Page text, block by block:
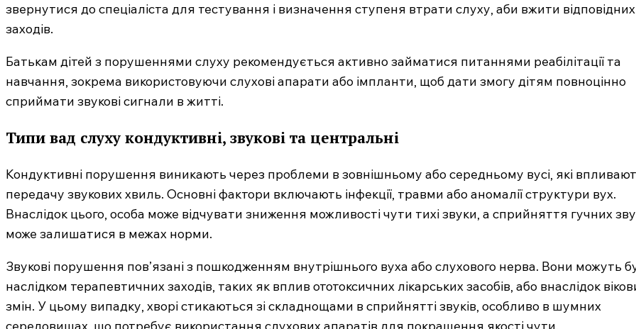
звернутися до спеціаліста для тестування і визначення ступеня втрати слуху, аби вжити відповідних
заходів.
Батькам дітей з порушеннями слуху рекомендується активно займатися питаннями реабілітації та
навчання, зокрема використовуючи слухові апарати або імпланти, щоб дати змогу дітям повноцінно
сприймати звукові сигнали в житті.
Типи вад слуху кондуктивні, звукові та центральні
Кондуктивні порушення виникають через проблеми в зовнішньому або середньому вусі, які
передачу звукових хвиль. Основні фактори включають інфекції, травми або аномалії структури вух.
Внаслідок цього, особа може відчувати зниження можливості чути тихі звуки, а сприйняття гучних
може залишатися в межах норми.
Звукові порушення пов’язані з пошкодженням внутрішнього вуха або слухового нерва. Вони можуть
наслідком терапевтичних заходів, таких як вплив ототоксичних лікарських засобів, або внаслідок
змін. У цьому випадку, хворі стикаються зі складнощами в сприйнятті звуків, особливо в шумних